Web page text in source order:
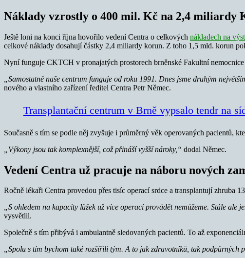
Náklady vzrostly o 400 mil. Kč na 2,4 miliardy
Ještě loni na konci října hovořilo vedení Centra o celkových nákladech na
celkové náklady dosahují částky 2,4 miliardy korun. Z toho 1,5 mld. korun
Nyní funguje CKTCH v pronajatých prostorech brněnské Fakultní
„Samostatně naše centrum funguje od roku 1991. Dnes jsme druhým
nového a vlastního zařízení ředitel Centra Petr Němec.
Transplantační centrum v Brně vypsalo tendr na
Současně s tím se podle něj zvyšuje i průměrný věk operovaných pacientů,
„Výkony jsou tak komplexnější, což přináší vyšší nároky,“ dodal Němec.
Vedení Centra už pracuje na náboru nových
Ročně lékaři Centra provedou přes tisíc operací srdce a transplantují zhruba
„S ohledem na kapacity lůžek už více operací provádět nemůžeme. Stále
vysvětlil.
Společně s tím přibývá i ambulantně sledovaných pacientů. To až
„Spolu s tím bychom také rozšířili tým. A to jak zdravotníků, tak podpůrných